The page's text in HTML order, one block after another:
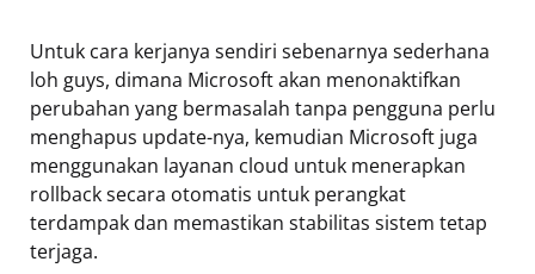
Untuk cara kerjanya sendiri sebenarnya sederhana
loh guys, dimana Microsoft akan menonaktifkan
perubahan yang bermasalah tanpa pengguna perlu
menghapus update-nya, kemudian Microsoft juga
menggunakan layanan cloud untuk menerapkan
rollback secara otomatis untuk perangkat
terdampak dan memastikan stabilitas sistem tetap
terjaga.